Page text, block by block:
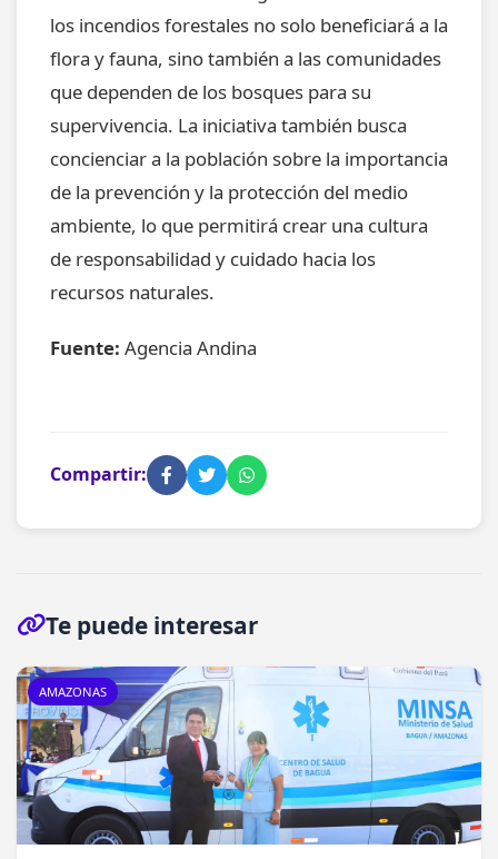
los incendios forestales no solo beneficiará a la
flora y fauna, sino también a las comunidades
que dependen de los bosques para su
supervivencia. La iniciativa también busca
concienciar a la población sobre la importancia
de la prevención y la protección del medio
ambiente, lo que permitirá crear una cultura
de responsabilidad y cuidado hacia los
recursos naturales.
Fuente: Agencia Andina
Compartir:
Te puede interesar
AMAZONAS